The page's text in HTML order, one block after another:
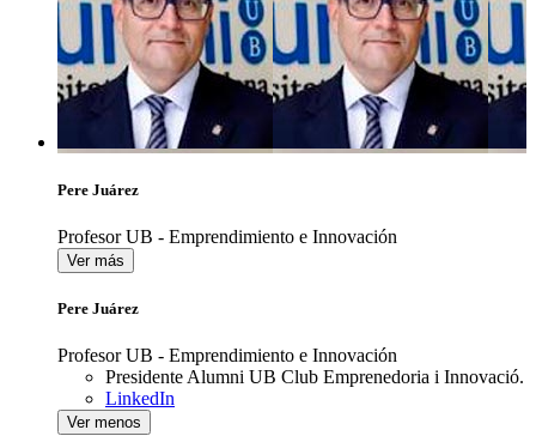
Pere Juárez
Profesor UB - Emprendimiento e Innovación
Ver más
Pere Juárez
Profesor UB - Emprendimiento e Innovación
Presidente Alumni UB Club Emprenedoria i Innovació.
LinkedIn
Ver menos